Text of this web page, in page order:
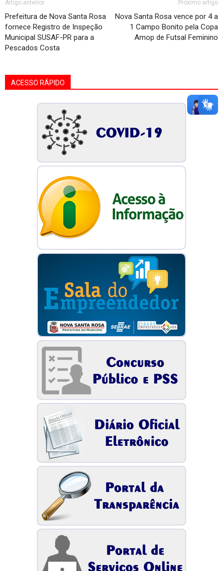
Artigo anterior
Prefeitura de Nova Santa Rosa
fornece Registro de Inspeção
Municipal SUSAF-PR para a
Pescados Costa
Próximo artigo
Nova Santa Rosa vence por 4 a
1 Campo Bonito pela Copa
Amop de Futsal Feminino
ACESSO RÁPIDO